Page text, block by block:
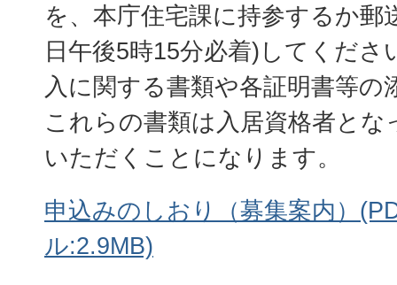
を、本庁住宅課に持参するか郵
日午後5時15分必着)してくださ
入に関する書類や各証明書等の
これらの書類は入居資格者とな
いただくことになります。
申込みのしおり（募集案内）
ル:2.9MB)